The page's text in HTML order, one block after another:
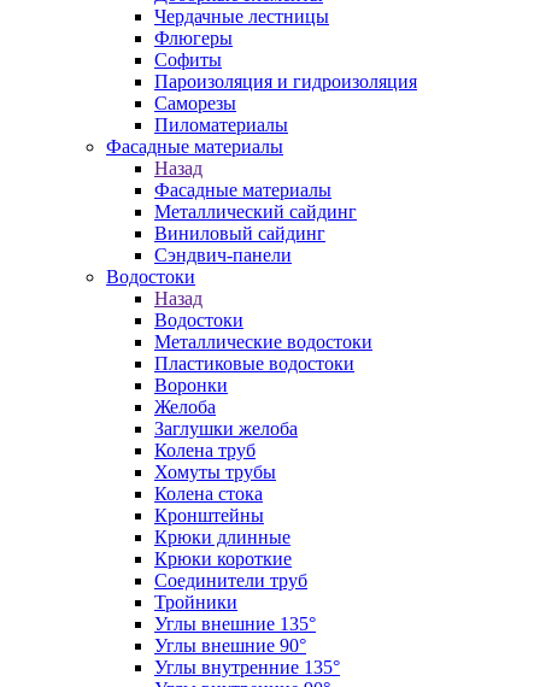
Чердачные лестницы
Флюгеры
Софиты
Пароизоляция и гидроизоляция
Саморезы
Пиломатериалы
Фасадные материалы
Назад
Фасадные материалы
Металлический сайдинг
Виниловый сайдинг
Сэндвич-панели
Водостоки
Назад
Водостоки
Металлические водостоки
Пластиковые водостоки
Воронки
Желоба
Заглушки желоба
Колена труб
Хомуты трубы
Колена стока
Кронштейны
Крюки длинные
Крюки короткие
Соединители труб
Тройники
Углы внешние 135°
Углы внешние 90°
Углы внутренние 135°